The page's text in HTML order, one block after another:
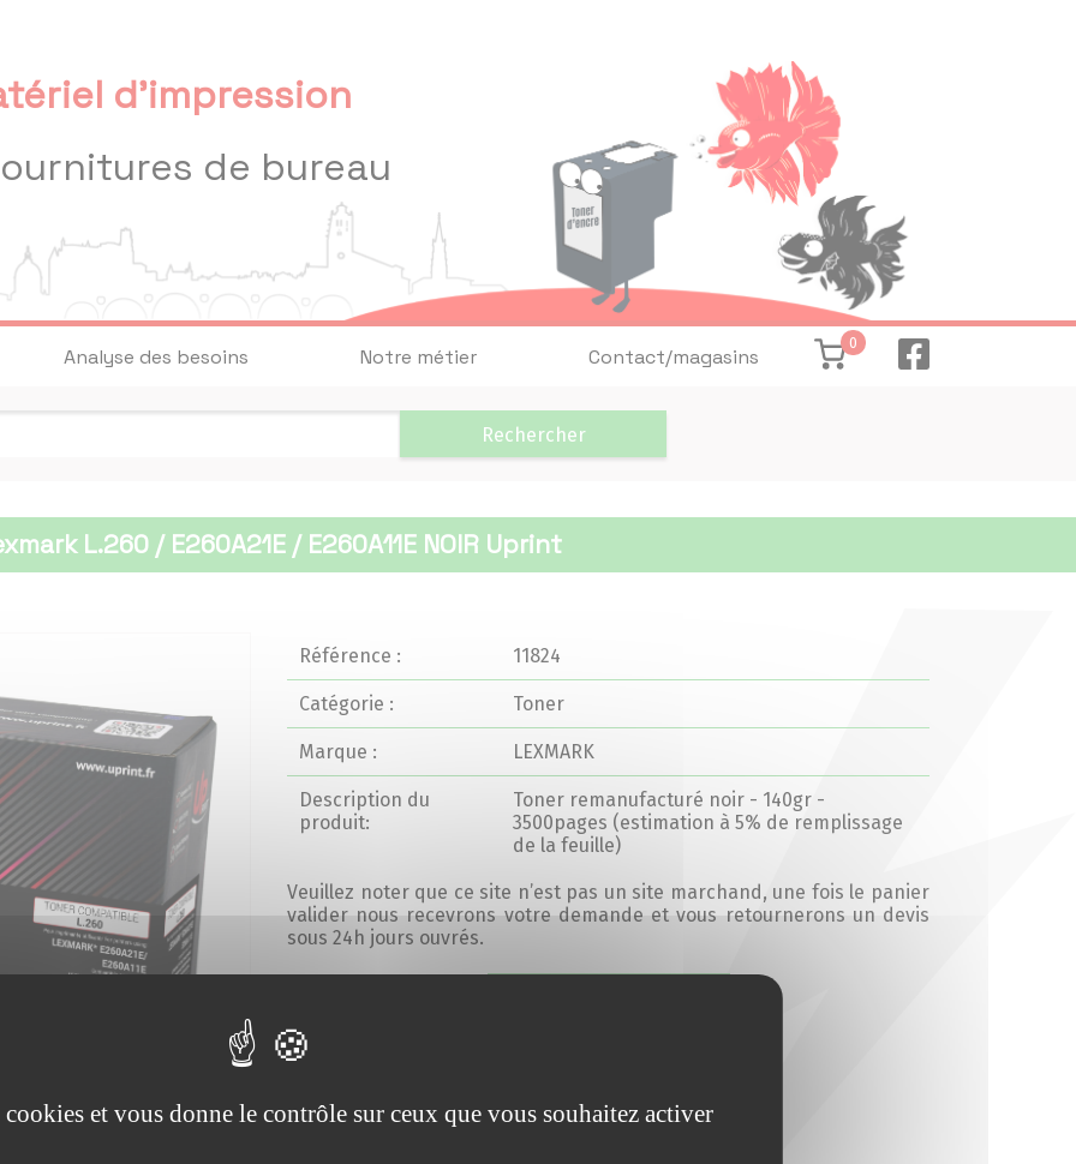
d'impression
de bureau
Analyse des besoins Notre métier Contact/magasins
0
Rechercher
L.260 / E260A21E / E260A11E NOIR Uprint
Référence : 11824
Catégorie : Toner
Marque : LEXMARK
Description du
produit:
Toner remanufacturé noir - 140gr -
3500pages (estimation à 5% de remplissage
de la feuille)
Veuillez noter que ce site n’est pas un site marchand, une fois le panier
valider nous recevrons votre demande et vous retournerons un devis
sous 24h jours ouvrés.
et vous donne le contrôle sur ceux que vous souhaitez activer